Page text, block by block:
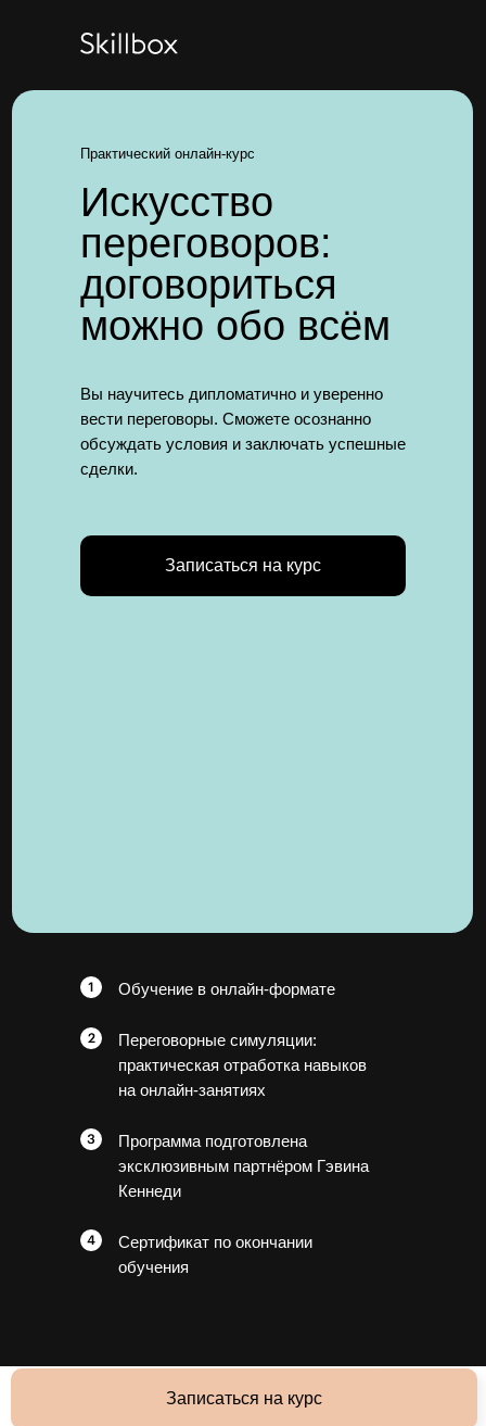
Искусство
переговоров:
договориться
можно обо всём
Практический онлайн-курс
Записаться на курс
Вы научитесь дипломатично и уверенно
вести переговоры. Сможете осознанно
обсуждать условия и заключать успешные
сделки.
Обучение в онлайн-формате
Переговорные симуляции:
практическая отработка навыков
на онлайн-занятиях
Программа подготовлена
эксклюзивным партнёром Гэвина
Кеннеди
Сертификат по окончании
обучения
Записаться на курс